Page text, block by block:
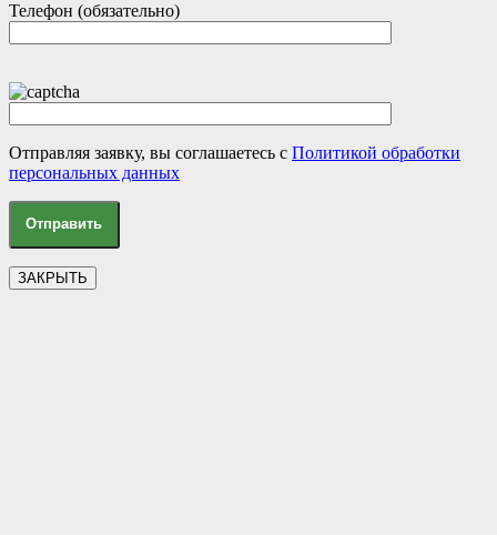
Телефон (обязательно)
Отправляя заявку, вы соглашаетесь с Политикой обработки
персональных данных
ЗАКРЫТЬ